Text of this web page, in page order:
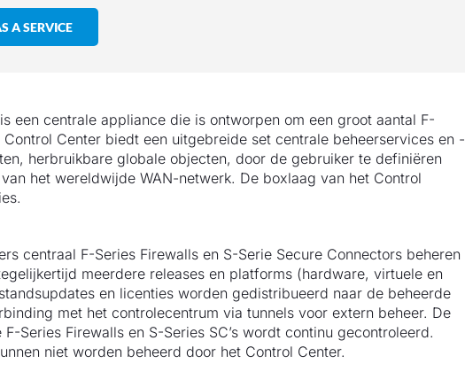
A SERVICE
een centrale appliance die is ontworpen om een groot aantal F-
Center biedt een uitgebreide set centrale beheerservices en -
herbruikbare globale objecten, door de gebruiker te definiëren
het wereldwijde WAN-netwerk. De boxlaag van het Control
centraal F-Series Firewalls en S-Serie Secure Connectors beheren
meerdere releases en platforms (hardware, virtuele en
en licenties worden gedistribueerd naar de beheerde
met het controlecentrum via tunnels voor extern beheer. De
Series Firewalls en S-Series SC’s wordt continu gecontroleerd.
niet worden beheerd door het Control Center.